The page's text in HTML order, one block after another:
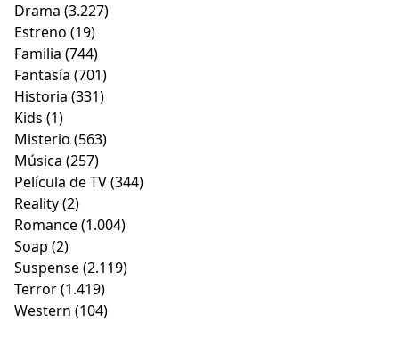
Drama (3.227)
Estreno (19)
Familia (744)
Fantasía (701)
Historia (331)
Kids (1)
Misterio (563)
Música (257)
Película de TV(344)
Reality(2)
Romance(1.004)
Soap (2)
Suspense(2.119)
Terror(1.419)
Western (104)